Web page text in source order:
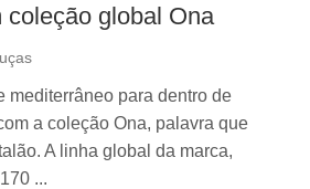
coleção global Ona
mediterrâneo para dentro de
a coleção Ona, palavra que
A linha global da marca,
...